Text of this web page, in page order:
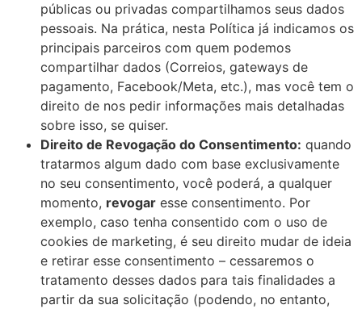
públicas ou privadas compartilhamos seus dados
pessoais. Na prática, nesta Política já indicamos os
principais parceiros com quem podemos
compartilhar dados (Correios, gateways de
pagamento, Facebook/Meta, etc.), mas você tem o
direito de nos pedir informações mais detalhadas
sobre isso, se quiser.
Direito de Revogação do Consentimento: quando
tratarmos algum dado com base exclusivamente
no seu consentimento, você poderá, a qualquer
momento, revogar esse consentimento. Por
exemplo, caso tenha consentido com o uso de
cookies de marketing, é seu direito mudar de ideia
e retirar esse consentimento – cessaremos o
tratamento desses dados para tais finalidades a
partir da sua solicitação (podendo, no entanto,